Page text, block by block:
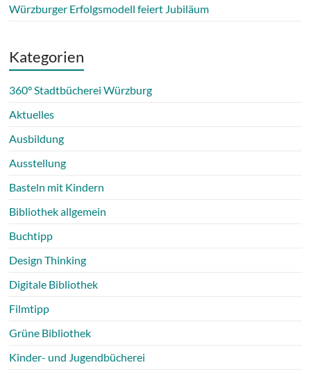
Würzburger Erfolgsmodell feiert Jubiläum
Kategorien
360° Stadtbücherei Würzburg
Aktuelles
Ausbildung
Ausstellung
Basteln mit Kindern
Bibliothek allgemein
Buchtipp
Design Thinking
Digitale Bibliothek
Filmtipp
Grüne Bibliothek
Kinder- und Jugendbücherei